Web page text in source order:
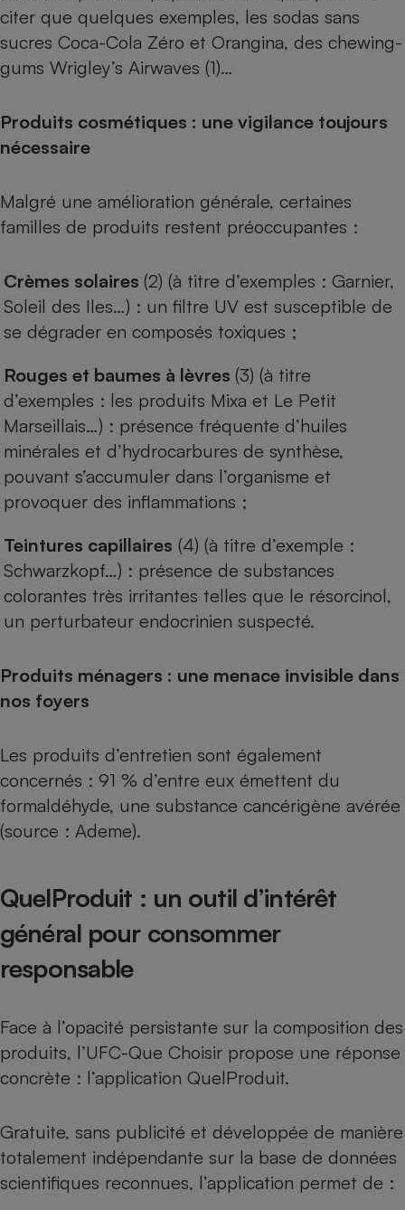
citer que quelques exemples, les sodas sans
sucres Coca-Cola Zéro et Orangina, des chewing-
gums Wrigley’s Airwaves (1)…
Produits cosmétiques : une vigilance toujours
nécessaire
Malgré une amélioration générale, certaines
familles de produits restent préoccupantes :
Crèmes solaires (2) (à titre d’exemples : Garnier,
Soleil des Iles…) : un filtre UV est susceptible de
se dégrader en composés toxiques ;
Rouges et baumes à lèvres (3) (à titre
d’exemples : les produits Mixa et Le Petit
Marseillais…) : présence fréquente d’huiles
minérales et d’hydrocarbures de synthèse,
pouvant s’accumuler dans l’organisme et
provoquer des inflammations ;
Teintures capillaires (4) (à titre d’exemple :
Schwarzkopf…) : présence de substances
colorantes très irritantes telles que le résorcinol,
un perturbateur endocrinien suspecté.
Produits ménagers : une menace invisible dans
nos foyers
Les produits d’entretien sont également
concernés : 91 % d’entre eux émettent du
formaldéhyde, une substance cancérigène avérée
(source : Ademe).
QuelProduit : un outil d’intérêt
général pour consommer
responsable
Face à l’opacité persistante sur la composition des
produits, l’UFC-Que Choisir propose une réponse
concrète : l’application QuelProduit.
Gratuite, sans publicité et développée de manière
totalement indépendante sur la base de données
scientifiques reconnues, l’application permet de :
Cafetière à expressos
Robot ménager